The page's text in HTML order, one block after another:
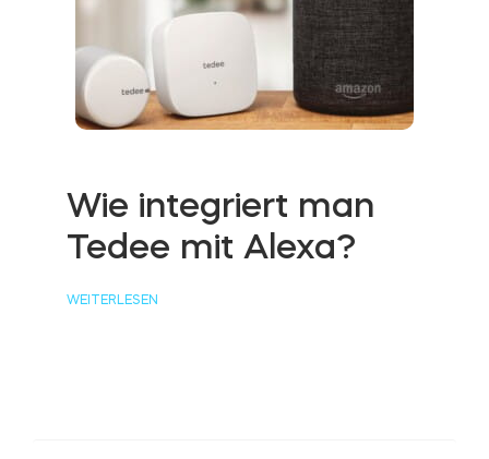
Wie integriert man
Tedee mit Alexa?
WEITERLESEN